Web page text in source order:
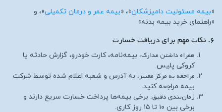
«بیمه مسئولیت دامپزشکان»، «بیمه عمر و درمان تکمیلی»، و
«راهنمای خرید بیمه بدنه»
۶. نکات مهم برای دریافت خسارت
همراه داشتن مدارک: بیمه‌نامه، کارت خودرو، گزارش حادثه یا
کروکی پلیس.
مراجعه به مرکز معتبر: به آدرس و شعبه اعلام شده توسط شرکت
بیمه مراجعه کنید.
زمان‌بندی دقیق: برخی بیمه‌ها پرداخت خسارت سریع دارند و
برخی بین ۱۰ تا ۱۵ روز کاری.